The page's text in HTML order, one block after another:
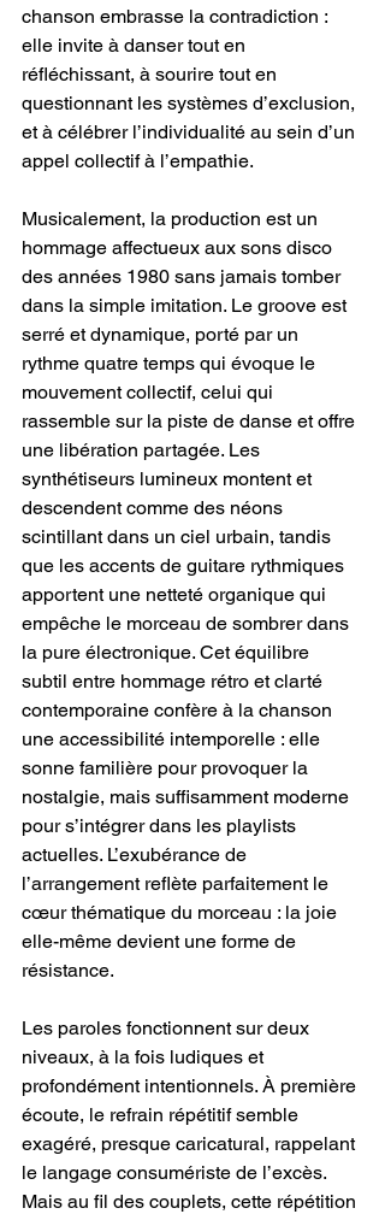
chanson embrasse la contradiction :
elle invite à danser tout en
réfléchissant, à sourire tout en
questionnant les systèmes d’exclusion,
et à célébrer l’individualité au sein d’un
appel collectif à l’empathie.
Musicalement, la production est un
hommage affectueux aux sons disco
des années 1980 sans jamais tomber
dans la simple imitation. Le groove est
serré et dynamique, porté par un
rythme quatre temps qui évoque le
mouvement collectif, celui qui
rassemble sur la piste de danse et offre
une libération partagée. Les
synthétiseurs lumineux montent et
descendent comme des néons
scintillant dans un ciel urbain, tandis
que les accents de guitare rythmiques
apportent une netteté organique qui
empêche le morceau de sombrer dans
la pure électronique. Cet équilibre
subtil entre hommage rétro et clarté
contemporaine confère à la chanson
une accessibilité intemporelle : elle
sonne familière pour provoquer la
nostalgie, mais suffisamment moderne
pour s’intégrer dans les playlists
actuelles. L’exubérance de
l’arrangement reflète parfaitement le
cœur thématique du morceau : la joie
elle-même devient une forme de
résistance.
Les paroles fonctionnent sur deux
niveaux, à la fois ludiques et
profondément intentionnels. À première
écoute, le refrain répétitif semble
exagéré, presque caricatural, rappelant
le langage consumériste de l’excès.
Mais au fil des couplets, cette répétition